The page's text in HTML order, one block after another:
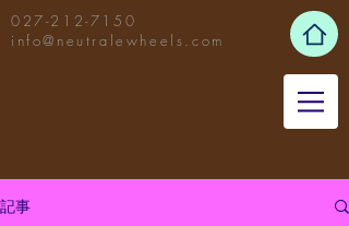
027-212-7150
info@neutralewheels.com
記事